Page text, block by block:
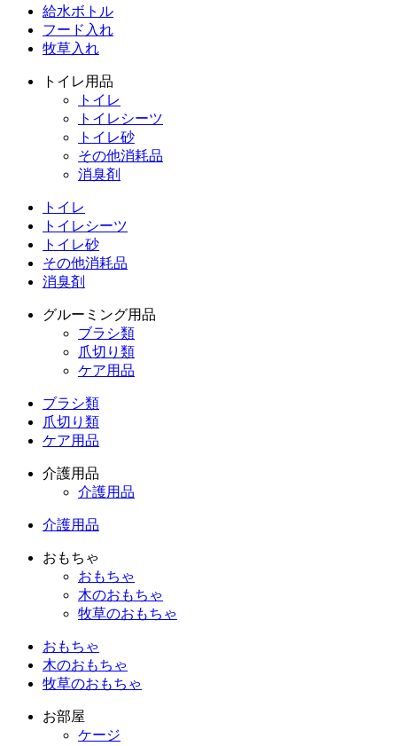
給水ボトル
フード入れ
牧草入れ
トイレ用品
トイレ
トイレシーツ
トイレ砂
その他消耗品
消臭剤
トイレ
トイレシーツ
トイレ砂
その他消耗品
消臭剤
グルーミング用品
ブラシ類
爪切り類
ケア用品
ブラシ類
爪切り類
ケア用品
介護用品
介護用品
介護用品
おもちゃ
おもちゃ
木のおもちゃ
牧草のおもちゃ
おもちゃ
木のおもちゃ
牧草のおもちゃ
お部屋
ケージ